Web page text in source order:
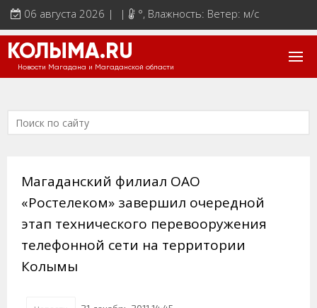
06 августа 2026 | | °, Влажность: Ветер: м/с
КОЛЫМА.RU
Новости Магадана и Магаданской области
Магаданский филиал ОАО
«Ростелеком» завершил очередной
этап технического перевооружения
телефонной сети на территории
Колымы